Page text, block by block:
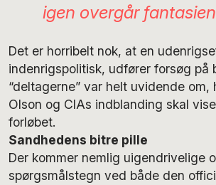
igen overgår fantasien
Det er horribelt nok, at en
indenrigspolitisk, udfører forsøg
“deltagerne” var helt uvidende
Olson og CIAs indblanding skal
forløbet.
Sandhedens bitre pille
Der kommer nemlig uigendrivelige
spørgsmålstegn ved både den